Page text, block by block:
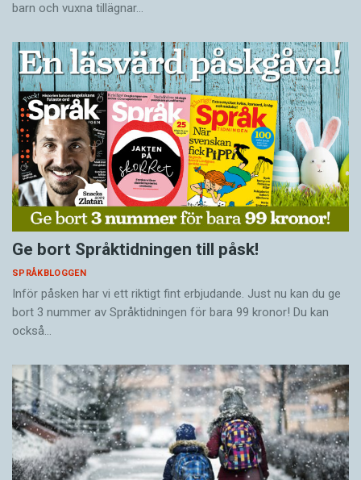
barn och vuxna tillägnar…
Ge bort Språktidningen till påsk!
SPRÅKBLOGGEN
Inför påsken har vi ett riktigt fint erbjudande. Just nu kan du ge
bort 3 nummer av Språktidningen för bara 99 kronor! Du kan
också…